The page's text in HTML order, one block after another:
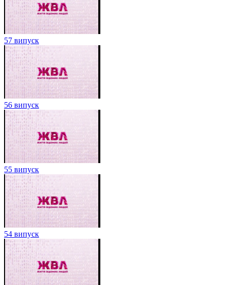
57 випуск
56 випуск
55 випуск
54 випуск